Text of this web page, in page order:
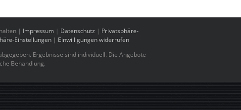
| Impressum | Datenschutz | Privatsphäre-
Einstellungen | Einwilligungen widerrufen
Ergebnisse sind individuell. Die Angebote
Behandlung.